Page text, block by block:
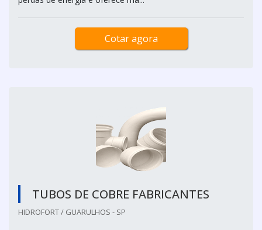
Cotar agora
TUBOS DE COBRE FABRICANTES
HIDROFORT / GUARULHOS - SP